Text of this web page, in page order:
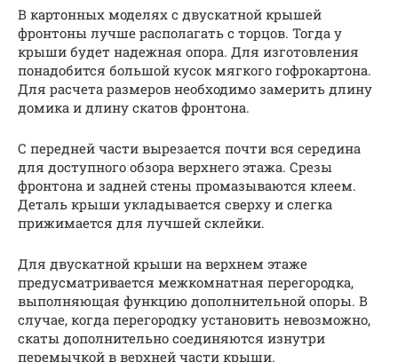
В картонных моделях с двускатной крышей
фронтоны лучше располагать с торцов. Тогда у
крыши будет надежная опора. Для изготовления
понадобится большой кусок мягкого гофрокартона.
Для расчета размеров необходимо замерить длину
домика и длину скатов фронтона.
С передней части вырезается почти вся середина
для доступного обзора верхнего этажа. Срезы
фронтона и задней стены промазываются клеем.
Деталь крыши укладывается сверху и слегка
прижимается для лучшей склейки.
Для двускатной крыши на верхнем этаже
предусматривается межкомнатная перегородка,
выполняющая функцию дополнительной опоры. В
случае, когда перегородку установить невозможно,
скаты дополнительно соединяются изнутри
перемычкой в верхней части крыши.